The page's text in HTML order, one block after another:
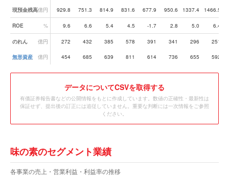
現預金残高億円 929.8 751.3 814.9 831.6 677.9 950.6 1337.4 1466.5
ROE % 9.6 6.6 5.4 4.5 -1.7 2.8 5.0 6.4
のれん 億円 272 432 385 578 391 341 296 251
無形資産 億円 454 685 639 811 614 736 655 592
データについてCSVを取得する
有価証券報告書などの公開情報をもとに作成しています。数値の正確性・最新性は
保証せず、提出後の訂正には追従していません。重要な判断には一次情報をご参照
ください。
味の素のセグメント業績
各事業の売上・営業利益・利益率の推移